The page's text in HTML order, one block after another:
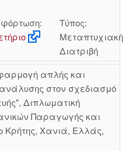
Τύπος:
Μεταπτυχιακή
Διατριβή
απλής και
στον σχεδιασμό
Διπλωματική
Παραγωγής και
Κρήτης, Χανιά, Ελλάς,